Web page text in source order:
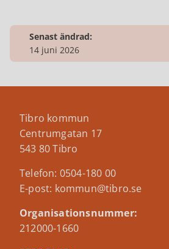
Senast ändrad:
14 juni 2026
Tibro kommun
Centrumgatan 17
543 80 Tibro
Telefon: 0504-180 00
E-post: kommun@tibro.se
Organisationsnummer:
212000-1660